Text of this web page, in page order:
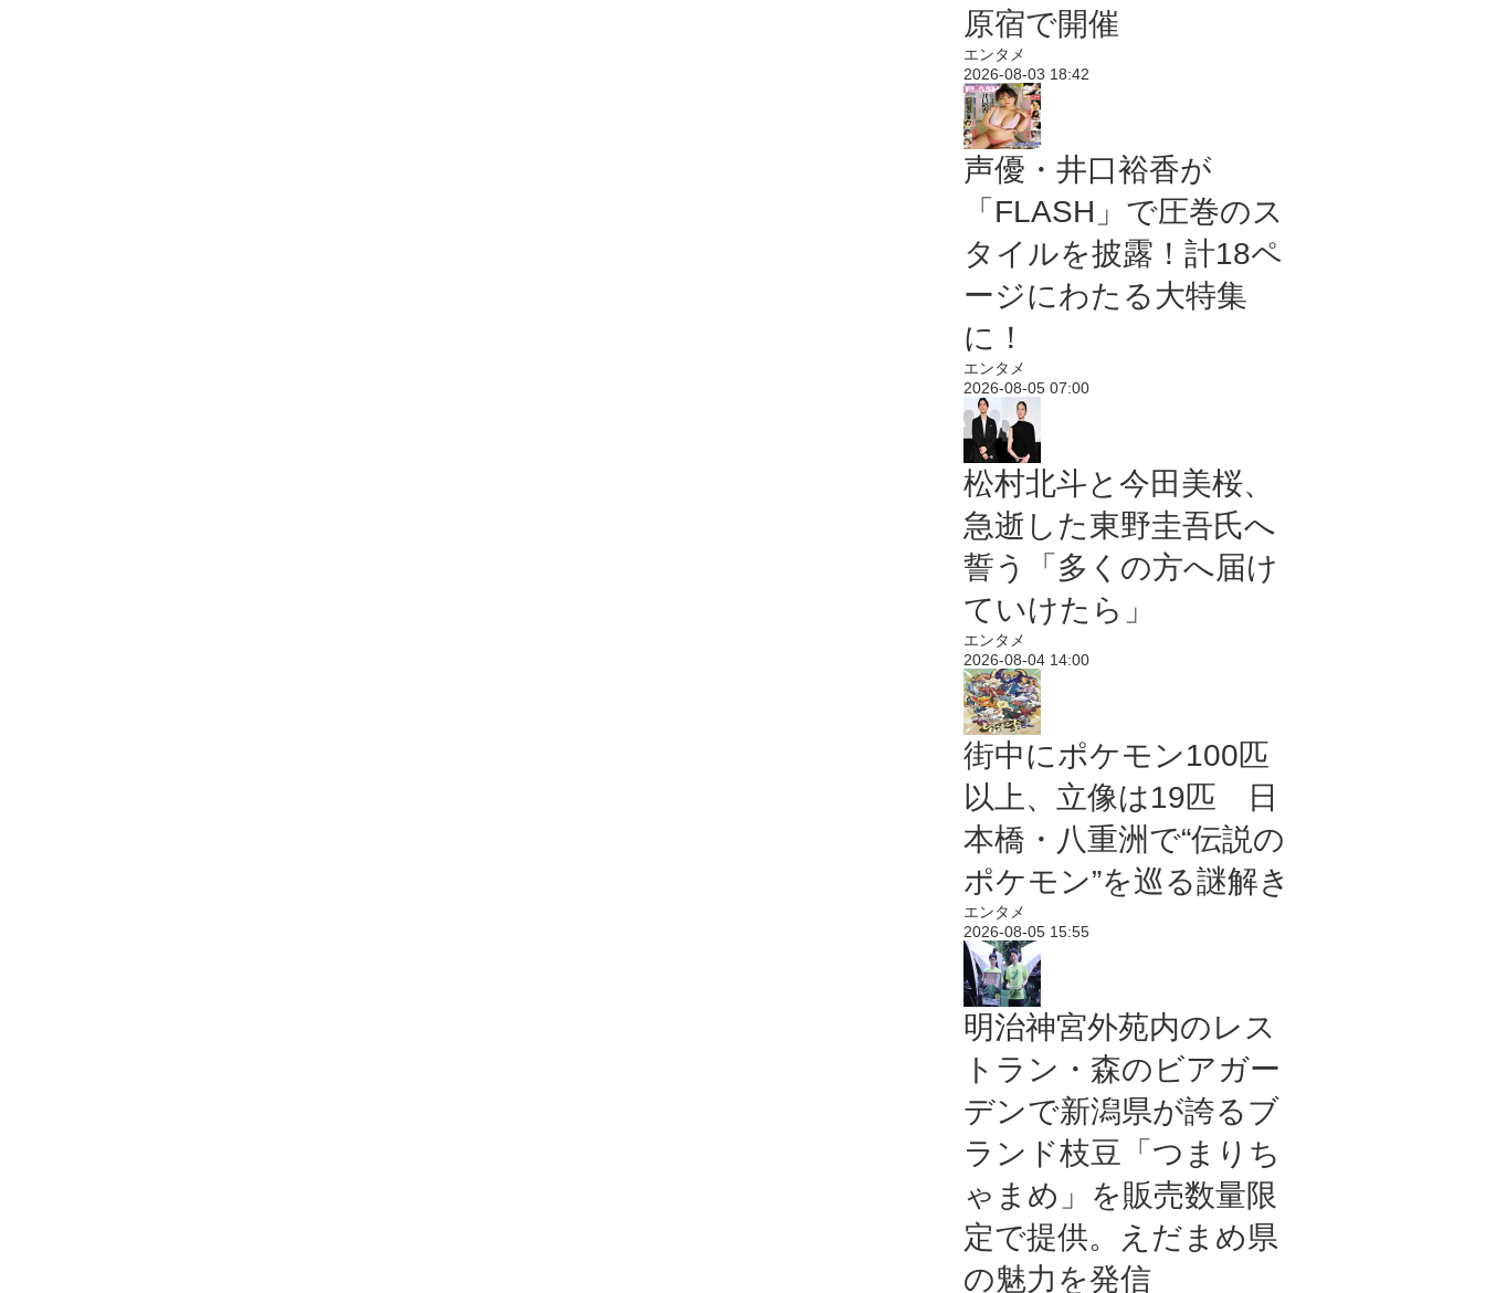
原宿で開催
エンタメ
2026-08-03 18:42
声優・井口裕香が
「FLASH」で圧巻のス
タイルを披露！計18ペ
ージにわたる大特集
に！
エンタメ
2026-08-05 07:00
松村北斗と今田美桜、
急逝した東野圭吾氏へ
誓う「多くの方へ届け
ていけたら」
エンタメ
2026-08-04 14:00
街中にポケモン100匹
以上、立像は19匹 日
本橋・八重洲で“伝説の
ポケモン”を巡る謎解き
エンタメ
2026-08-05 15:55
明治神宮外苑内のレス
トラン・森のビアガー
デンで新潟県が誇るブ
ランド枝豆「つまりち
ゃまめ」を販売数量限
定で提供。えだまめ県
の魅力を発信